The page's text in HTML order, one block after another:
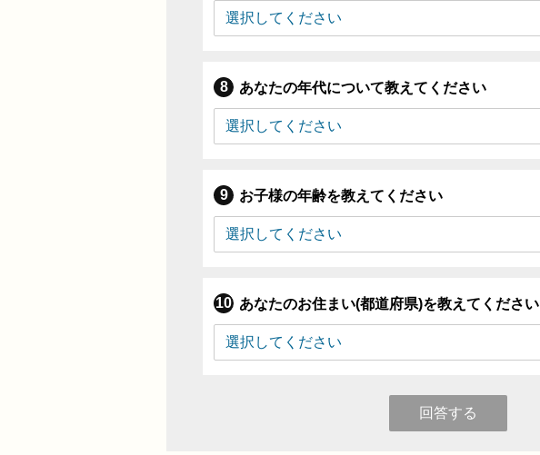
あなたの年代について教えてください
お子様の年齢を教えてください
あなたのお住まい(都道府県)を教えてください
回答する